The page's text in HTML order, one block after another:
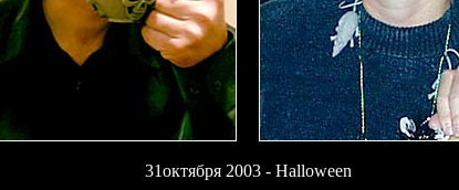
31октября 2003 - Halloween